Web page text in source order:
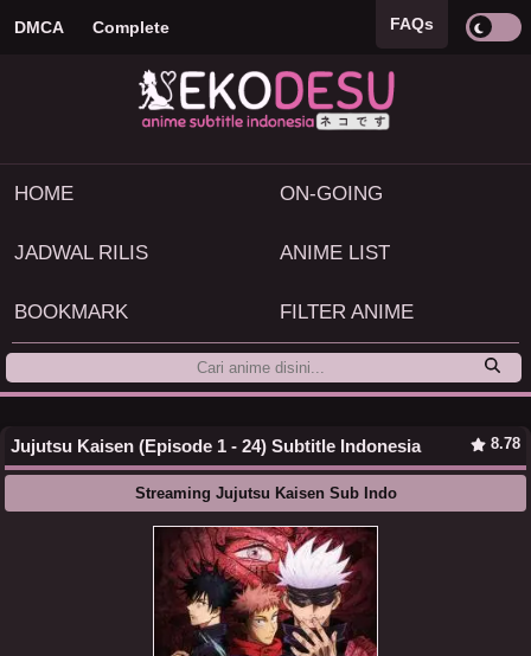
DMCA Complete FAQs
HOME ON-GOING
JADWAL RILIS ANIME LIST
BOOKMARK FILTER ANIME
Jujutsu Kaisen (Episode 1 - 24) Subtitle Indonesia 8.78
Streaming Jujutsu Kaisen Sub Indo